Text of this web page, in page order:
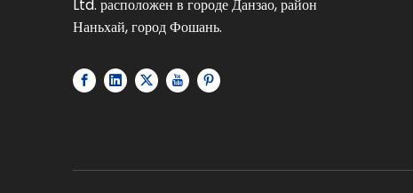
Ltd. расположен в городе Данзао, район
Наньхай, город Фошань.